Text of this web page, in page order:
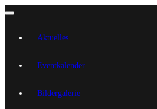
Aktuelles
Eventkalender
Bildergalerie